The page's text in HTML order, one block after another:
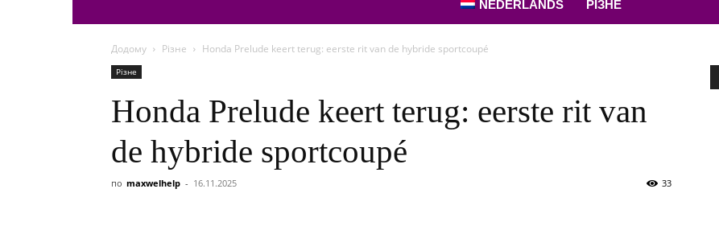
NEDERLANDS РІЗНЕ
Додому Різне Honda Prelude keert terug: eerste rit van de hybride sportcoupé
Різне
Honda Prelude keert terug: eerste rit van
de hybride sportcoupé
по maxwelhelp - 16.11.2025 33